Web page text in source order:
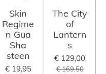
Skin
Regime
n Gua
Sha
steen
€ 19,95
The City
of
Lantern
s
€ 129,00
€ 169,50